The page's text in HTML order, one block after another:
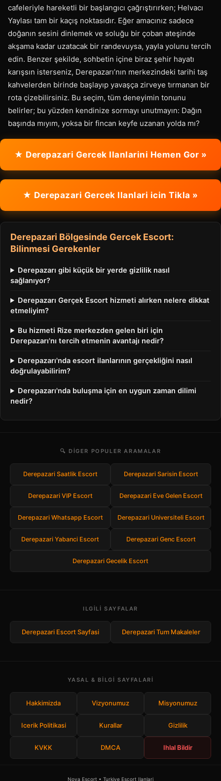
cafeleriyle hareketli bir başlangıcı çağrıştırırken; Helvacı
Yaylası tam bir kaçış noktasıdır. Eğer amacınız sadece
doğanın sesini dinlemek ve soluğu bir çoban ateşinde
akşama kadar uzatacak bir randevuysa, yayla yolunu tercih
edin. Benzer şekilde, sohbetin içine biraz şehir hayatı
karışsın isterseniz, Derepazarı’nın merkezindeki tarihi taş
kahvelerden birinde başlayıp yavaşça zirveye tırmanan bir
rota çizebilirsiniz. Bu seçim, tüm deneyimin tonunu
belirler; bu yüzden kendinize sormayı unutmayın: Dağın
başında mıyım, yoksa bir fincan keyfe uzanan yolda mı?
★ Derepazari Gercek Ilanlarini Hemen Gor »
★ Derepazari Gercek Ilanlari icin Tikla »
Derepazari Bölgesinde Gercek Escort:
Bilinmesi Gerekenler
Derepazarı gibi küçük bir yerde gizlilik nasıl
sağlanıyor?
Derepazarı Gerçek Escort hizmeti alırken nelere dikkat
etmeliyim?
Bu hizmeti Rize merkezden gelen biri için
Derepazarı'nı tercih etmenin avantajı nedir?
Derepazarı'nda escort ilanlarının gerçekliğini nasıl
doğrulayabilirim?
Derepazarı'nda buluşma için en uygun zaman dilimi
nedir?
🔍 DIGER POPULER ARAMALAR
Derepazari Saatlik Escort Derepazari Sarisin Escort
Derepazari VIP Escort Derepazari Eve Gelen Escort
Derepazari Whatsapp Escort Derepazari Universiteli Escort
Derepazari Yabanci Escort Derepazari Genc Escort
Derepazari Gecelik Escort
ILGILI SAYFALAR
Derepazari Escort Sayfasi Derepazari Tum Makaleler
YASAL & BILGI SAYFALARI
Hakkimizda Vizyonumuz Misyonumuz
Icerik Politikasi Kurallar Gizlilik
KVKK DMCA Ihlal Bildir
Nova Escort • Turkiye Escort Ilanlari